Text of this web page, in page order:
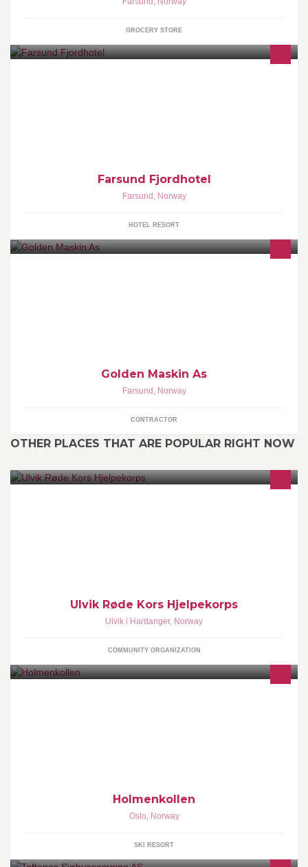
GROCERY STORE
Farsund Fjordhotel
Farsund , Norway
HOTEL RESORT
Golden Maskin As
Farsund , Norway
CONTRACTOR
OTHER PLACES THAT ARE POPULAR RIGHT NOW
Ulvik Røde Kors Hjelpekorps
Ulvik i Hardanger, Norway
COMMUNITY ORGANIZATION
Holmenkollen
Oslo, Norway
SKI RESORT